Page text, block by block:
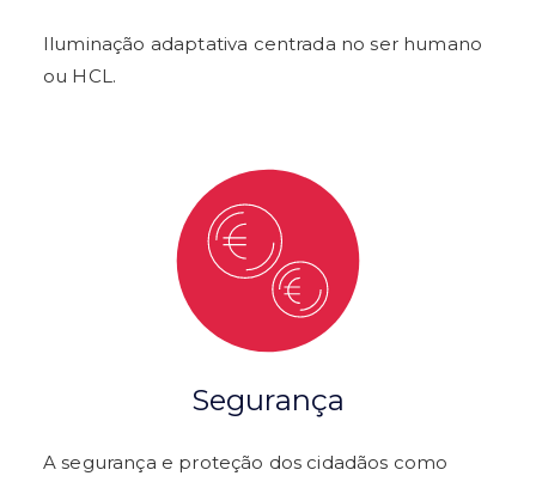
Iluminação adaptativa centrada no ser humano
ou HCL.
Segurança
A segurança e proteção dos cidadãos como